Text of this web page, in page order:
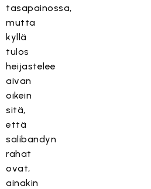
tasapainossa,
mutta
kyllä
tulos
heijastelee
aivan
oikein
sitä,
että
salibandyn
rahat
ovat,
ainakin